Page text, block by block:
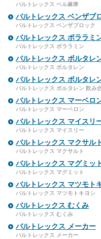
バルトレックス ベル麻痺
バルトレックス ベンザブ
バルトレックス ベンザブロック
バルトレックス ポララミ
バルトレックス ポララミン
バルトレックス ボルタレ
バルトレックス ボルタレン
バルトレックス ボルタレ
バルトレックス ボルタレン 飲み
バルトレックス マーベロ
バルトレックス マーベロン
バルトレックス マイスリ
バルトレックス マイスリー
バルトレックス マクサル
バルトレックス マクサルト
バルトレックス マグミッ
バルトレックス マグミット
バルトレックス マツモト
バルトレックス マツモトキヨシ
バルトレックス むくみ
バルトレックス むくみ
バルトレックス メーカー
バルトレックス メーカー